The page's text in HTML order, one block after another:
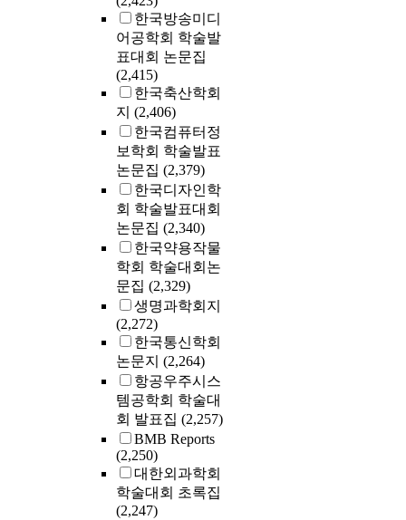
한국방송미디
어공학회 학술발
표대회 논문집
(2,415)
한국축산학회
지 (2,406)
한국컴퓨터정
보학회 학술발표
논문집 (2,379)
한국디자인학
회 학술발표대회
논문집 (2,340)
한국약용작물
학회 학술대회논
문집 (2,329)
생명과학회지
(2,272)
한국통신학회
논문지 (2,264)
항공우주시스
템공학회 학술대
회 발표집 (2,257)
BMB Reports
(2,250)
대한외과학회
학술대회 초록집
(2,247)